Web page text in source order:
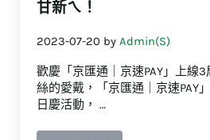
甘新ㄟ！
2023-07-20 byAdmin(S)
歡慶「京匯通｜京速PAY」上線
絲的愛戴，「京匯通｜京速PAY
日慶活動， …